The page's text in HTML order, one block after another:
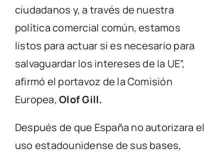
ciudadanos y, a través de nuestra
política comercial común, estamos
listos para actuar si es necesario para
salvaguardar los intereses de la UE”,
afirmó el portavoz de la Comisión
Europea,Olof Gill.
Después de que España no autorizara el
uso estadounidense de sus bases,